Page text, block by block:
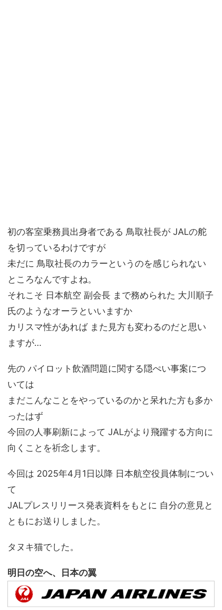
初の客室乗務員出身者である 鳥取社長が JALの舵
を切っているわけですが
未だに 鳥取社長のカラーというのを感じられない
ところなんですよね。
それこそ 日本航空 副会長 まで務められた 大川順子
氏のようなオーラといいますか
カリスマ性があれば また見方も変わるのだと思い
ますが…
先の パイロット飲酒問題に関する隠ぺい事案につ
いては
まだこんなことをやっているのかと呆れた方も多か
ったはず
今回の人事刷新によって JALがより飛躍する方向に
向くことを祈念します。
今回は 2025年4月1日以降 日本航空役員体制につい
て
JALプレスリリース発表資料をもとに 自分の意見と
ともにお送りしました。
タヌキ猫でした。
明日の空へ、日本の翼